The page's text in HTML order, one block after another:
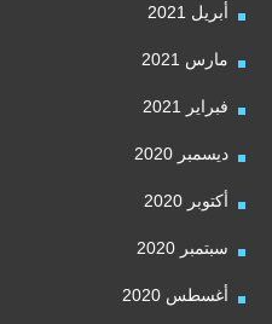
أبريل 2021
مارس 2021
فبراير 2021
ديسمبر 2020
أكتوبر 2020
سبتمبر 2020
أغسطس 2020